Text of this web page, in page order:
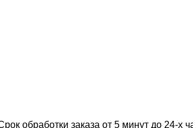
обработки заказа от 5 минут до 24-х